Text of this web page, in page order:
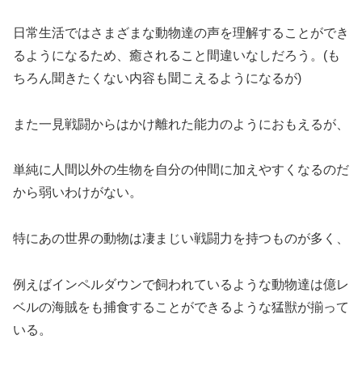
日常生活ではさまざまな動物達の声を理解することができ
るようになるため、癒されること間違いなしだろう。(も
ちろん聞きたくない内容も聞こえるようになるが)
また一見戦闘からはかけ離れた能力のようにおもえるが、
単純に人間以外の生物を自分の仲間に加えやすくなるのだ
から弱いわけがない。
特にあの世界の動物は凄まじい戦闘力を持つものが多く、
例えばインペルダウンで飼われているような動物達は億レ
ベルの海賊をも捕食することができるような猛獣が揃って
いる。